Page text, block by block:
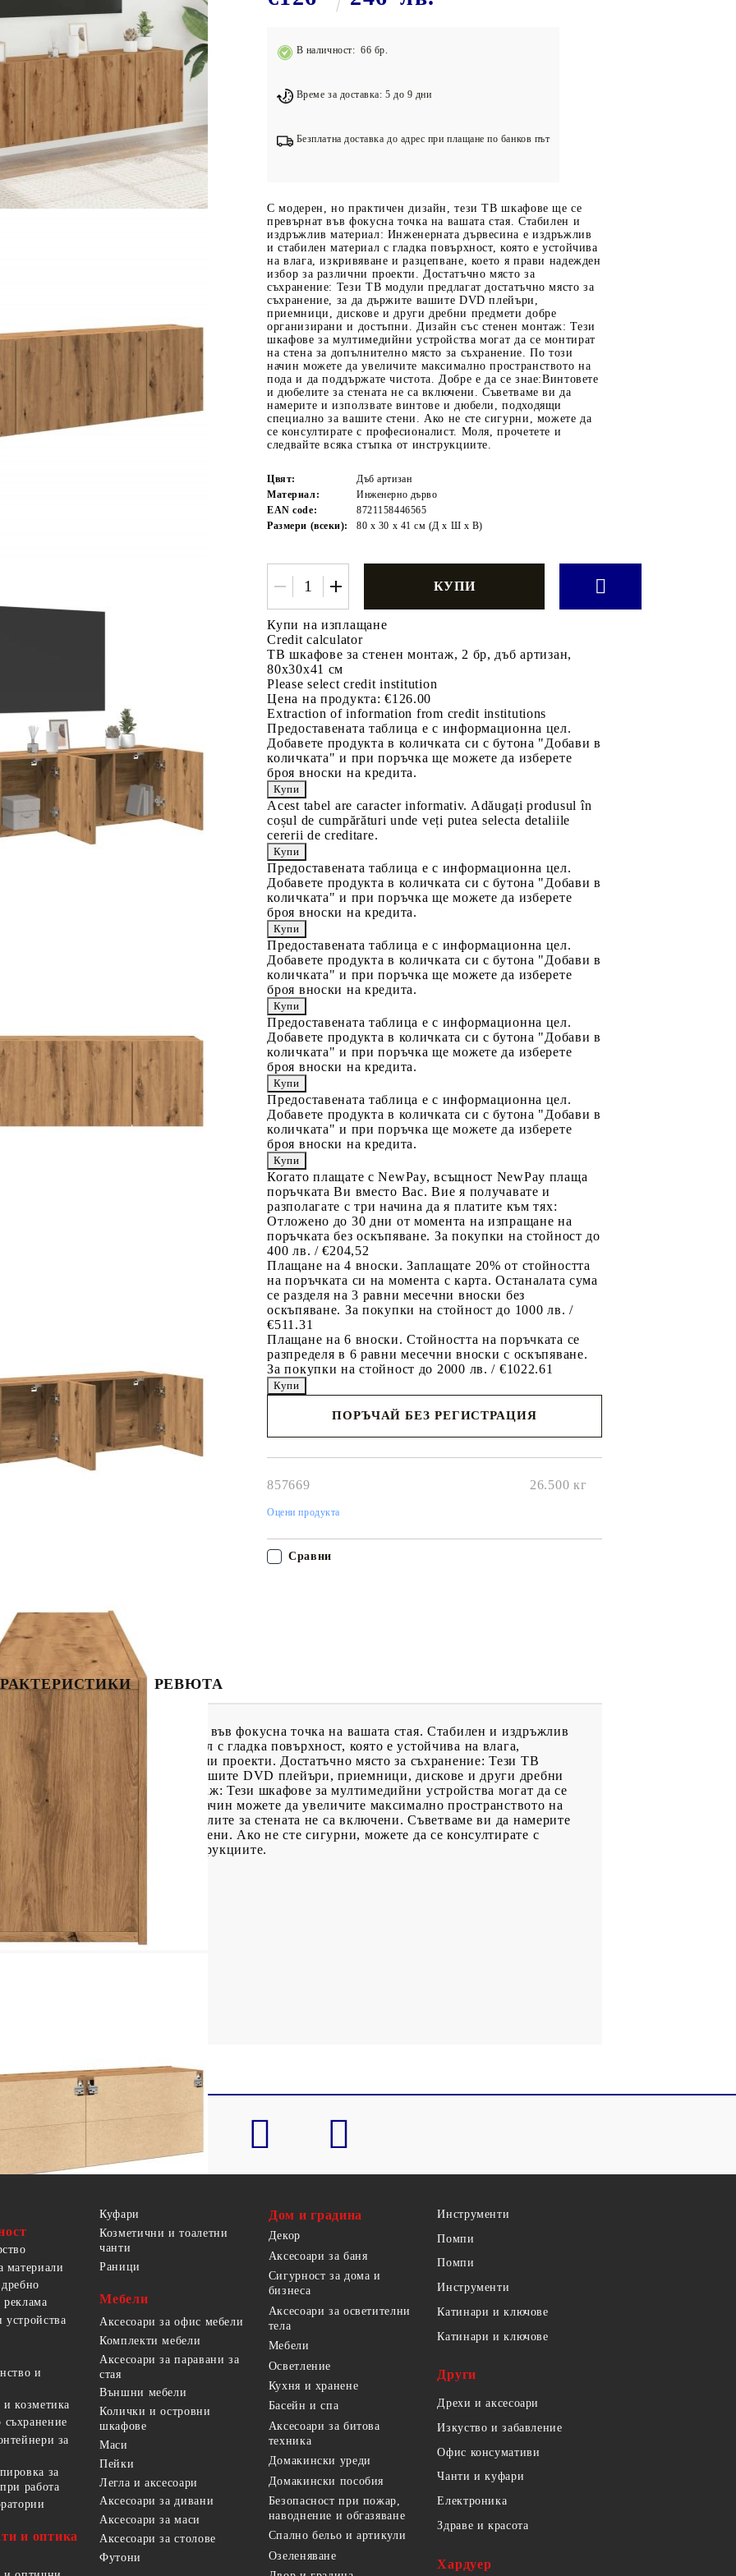
Подложки за фитнес уреди
Лостове за набиране
Силови кули
Йога и пилатес
В наличност: 66 бр.
Време за доставка: 5 до 9 дни
Безплатна доставка до адрес при плащане по банков път
С модерен, но практичен дизайн, тези ТВ шкафове ще се
превърнат във фокусна точка на вашата стая. Стабилен и
издръжлив материал: Инженерната дървесина е издръжлив
и стабилен материал с гладка повърхност, която е устойчива
на влага, изкривяване и разцепване, което я прави надежден
избор за различни проекти. Достатъчно място за
съхранение: Тези ТВ модули предлагат достатъчно място за
съхранение, за да държите вашите DVD плейъри,
приемници, дискове и други дребни предмети добре
организирани и достъпни. Дизайн със стенен монтаж: Тези
шкафове за мултимедийни устройства могат да се монтират
на стена за допълнително място за съхранение. По този
начин можете да увеличите максимално пространството на
пода и да поддържате чистота. Добре е да се знае:Винтовете
и дюбелите за стената не са включени. Съветваме ви да
намерите и използвате винтове и дюбели, подходящи
специално за вашите стени. Ако не сте сигурни, можете да
се консултирате с професионалист. Моля, прочетете и
следвайте всяка стъпка от инструкциите.
Цвят:
Дъб артизан
Материал:
Инженерно дърво
EAN code:
8721158446565
Размери (всеки):
80 x 30 x 41 см (Д x Ш x В)
Купи на изплащане
Credit calculator
ТВ шкафове за стенен монтаж, 2 бр, дъб артизан,
80x30x41 см
Please select credit institution
Цена на продукта: €126.00
Extraction of information from credit institutions
Предоставената таблица е с информационна цел.
Добавете продукта в количката си с бутона "Добави в
количката" и при поръчка ще можете да изберете
броя вноски на кредита.
Acest tabel are caracter informativ. Adăugați produsul în
coșul de cumpărături unde veți putea selecta detaliile
cererii de creditare.
Предоставената таблица е с информационна цел.
Добавете продукта в количката си с бутона "Добави в
количката" и при поръчка ще можете да изберете
броя вноски на кредита.
Предоставената таблица е с информационна цел.
Добавете продукта в количката си с бутона "Добави в
количката" и при поръчка ще можете да изберете
броя вноски на кредита.
Предоставената таблица е с информационна цел.
Добавете продукта в количката си с бутона "Добави в
количката" и при поръчка ще можете да изберете
броя вноски на кредита.
Предоставената таблица е с информационна цел.
Добавете продукта в количката си с бутона "Добави в
количката" и при поръчка ще можете да изберете
броя вноски на кредита.
Когато плащате с NewPay, всъщност NewPay плаща
поръчката Ви вместо Вас. Вие я получавате и
разполагате с три начина да я платите към тях:
Отложено до 30 дни от момента на изпращане на
поръчката без оскъпяване. За покупки на стойност до
400 лв. / €204,52
Плащане на 4 вноски. Заплащате 20% от стойността
на поръчката си на момента с карта. Останалата сума
се разделя на 3 равни месечни вноски без
оскъпяване. За покупки на стойност до 1000 лв. /
€511.31
Плащане на 6 вноски. Стойността на поръчката се
разпределя в 6 равни месечни вноски с оскъпяване.
За покупки на стойност до 2000 лв. / €1022.61
ПОРЪЧАЙ БЕЗ РЕГИСТРАЦИЯ
857669 26.500 кг
Оцени продукта
Сравни
РЕВЮТА
ТВ шкафове ще се превърнат във фокусна точка на вашата стая. Стабилен и издръжлив
издръжлив и стабилен материал с гладка повърхност, която е устойчива на влага,
надежден избор за различни проекти. Достатъчно място за съхранение: Тези ТВ
за съхранение, за да държите вашите DVD плейъри, приемници, дискове и други дребни
Дизайн със стенен монтаж: Тези шкафове за мултимедийни устройства могат да се
място за съхранение. По този начин можете да увеличите максимално пространството на
е да се знае:Винтовете и дюбелите за стената не са включени. Съветваме ви да намерите
специално за вашите стени. Ако не сте сигурни, можете да се консултирате с
всяка стъпка от инструкциите.
см (Д x Ш x В)
материали
и
козметика
за
за
работа
и оптика
Куфари
Козметични и тоалетни
чанти
Раници
Мебели
Аксесоари за офис мебели
Комплекти мебели
Аксесоари за паравани за
стая
Външни мебели
Колички и островни
шкафове
Маси
Пейки
Легла и аксесоари
Аксесоари за дивани
Аксесоари за маси
Аксесоари за столове
Футони
Дом и градина
Декор
Аксесоари за баня
Сигурност за дома и
бизнеса
Аксесоари за осветителни
тела
Мебели
Осветление
Кухня и хранене
Басейн и спа
Аксесоари за битова
техника
Домакински уреди
Домакински пособия
Безопасност при пожар,
наводнение и обгазяване
Спално бельо и артикули
Озеленяване
Инструменти
Помпи
Помпи
Инструменти
Катинари и ключове
Катинари и ключове
Други
Дрехи и аксесоари
Изкуство и забавление
Офис консумативи
Чанти и куфари
Електроника
Здраве и красота
Хардуер